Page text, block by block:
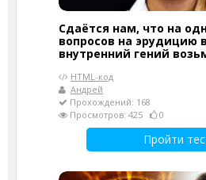
Сдаётся нам, что на
вопросов на эрудицию
внутренний гений
HTML-код
Андрей
Прохождений: 168
Просмотров: 425
0
Пройти